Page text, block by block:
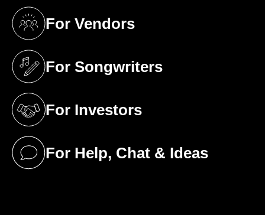
For Vendors
(opens in a new tab)
For Songwriters
(opens in a new tab)
For Investors
(opens in a new tab)
For Help, Chat & Ideas
(opens in a new tab)